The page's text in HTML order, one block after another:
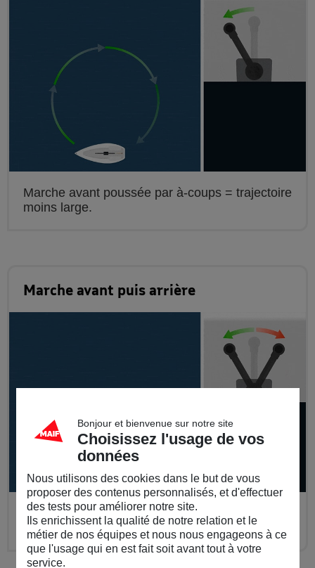
Marche avant poussée par à-coups = trajectoire
moins large.
Marche avant puis arrière
Marche avant puis arrière par à-coups =
trajectoire resserée.
Bonjour et bienvenue sur notre site
Choisissez l'usage de vos
données
Nous utilisons des cookies dans le but de vous
proposer des contenus personnalisés, et d'effectuer
des tests pour améliorer notre site.
Ils enrichissent la qualité de notre relation et le
métier de nos équipes et nous nous engageons à ce
que l'usage qui en est fait soit avant tout à votre
service.